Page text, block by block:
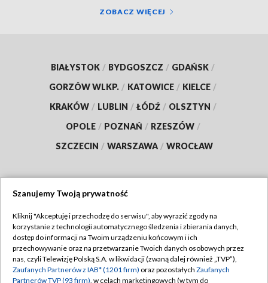
ZOBACZ WIĘCEJ
BIAŁYSTOK / BYDGOSZCZ / GDAŃSK /
GORZÓW WLKP. / KATOWICE / KIELCE /
KRAKÓW / LUBLIN / ŁÓDŹ / OLSZTYN /
OPOLE / POZNAŃ / RZESZÓW /
SZCZECIN / WARSZAWA / WROCŁAW
TVP
Abonament TVP
Emisja w TVP
Regulamin TVP
Polityka prywatności
Szanujemy Twoją prywatność
Kliknij "Akceptuję i przechodzę do serwisu", aby wyrazić zgody na
korzystanie z technologii automatycznego śledzenia i zbierania danych,
dostęp do informacji na Twoim urządzeniu końcowym i ich
przechowywanie oraz na przetwarzanie Twoich danych osobowych przez
nas, czyli Telewizję Polską S.A. w likwidacji (zwaną dalej również „TVP”),
Zaufanych Partnerów z IAB* (1201 firm) oraz pozostałych Zaufanych
Partnerów TVP (93 firm), w celach marketingowych (w tym do